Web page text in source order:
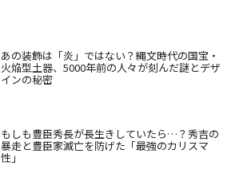
あの装飾は「炎」ではない？縄文時代の国宝・
火焔型土器、5000年前の人々が刻んだ謎とデザ
インの秘密
もしも豊臣秀長が長生きしていたら…？秀吉の
暴走と豊臣家滅亡を防げた「最強のカリスマ
性」